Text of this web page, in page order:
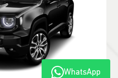
WhatsApp